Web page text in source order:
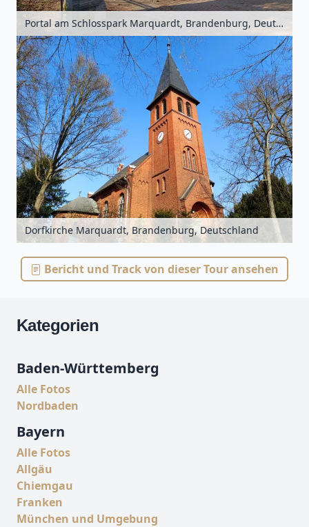
Portal am Schlosspark Marquardt, Brandenburg, Deutschland
Dorfkirche Marquardt, Brandenburg, Deutschland
Bericht und Track von dieser Tour ansehen
Kategorien
Baden-Württemberg
Alle Fotos
Nordbaden
Bayern
Alle Fotos
Allgäu
Chiemgau
Franken
München und Umgebung